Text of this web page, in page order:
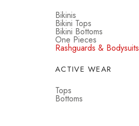
Bikinis
Bikini Tops
Bikini Bottoms
One Pieces
Rashguards & Bodysuits
ACTIVE WEAR
Tops
Bottoms